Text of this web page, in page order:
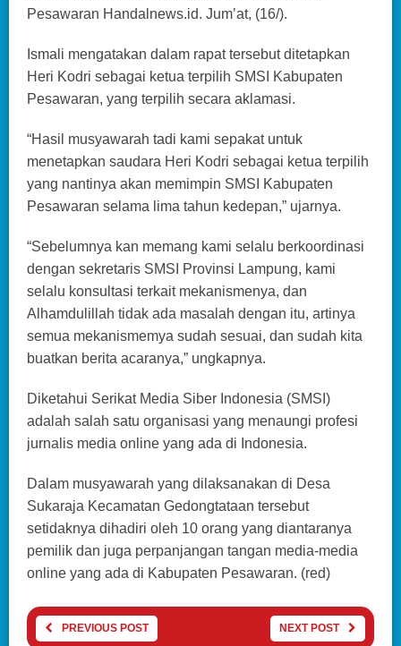
Pesawaran Handalnews.id. Jum’at, (16/).
Ismali mengatakan dalam rapat tersebut ditetapkan
Heri Kodri sebagai ketua terpilih SMSI Kabupaten
Pesawaran, yang terpilih secara aklamasi.
“Hasil musyawarah tadi kami sepakat untuk
menetapkan saudara Heri Kodri sebagai ketua terpilih
yang nantinya akan memimpin SMSI Kabupaten
Pesawaran selama lima tahun kedepan,” ujarnya.
“Sebelumnya kan memang kami selalu berkoordinasi
dengan sekretaris SMSI Provinsi Lampung, kami
selalu konsultasi terkait mekanismenya, dan
Alhamdulillah tidak ada masalah dengan itu, artinya
semua mekanismemya sudah sesuai, dan sudah kita
buatkan berita acaranya,” ungkapnya.
Diketahui Serikat Media Siber Indonesia (SMSI)
adalah salah satu organisasi yang menaungi profesi
jurnalis media online yang ada di Indonesia.
Dalam musyawarah yang dilaksanakan di Desa
Sukaraja Kecamatan Gedongtataan tersebut
setidaknya dihadiri oleh 10 orang yang diantaranya
pemilik dan juga perpanjangan tangan media-media
online yang ada di Kabupaten Pesawaran. (red)
PREVIOUS POST NEXT POST